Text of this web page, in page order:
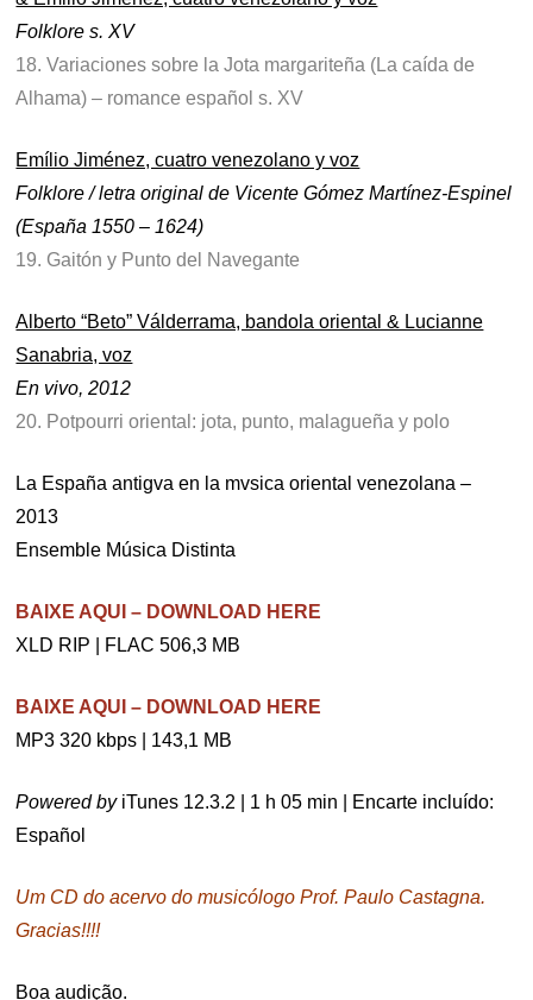
Folklore s. XV
18. Variaciones sobre la Jota margariteña (La caída de
Alhama) – romance español s. XV
Emílio Jiménez, cuatro venezolano y voz
Folklore / letra original de Vicente Gómez Martínez-Espinel
(España 1550 – 1624)
19. Gaitón y Punto del Navegante
Alberto “Beto” Válderrama, bandola oriental & Lucianne
Sanabria, voz
En vivo, 2012
20. Potpourri oriental: jota, punto, malagueña y polo
La España antigva en la mvsica oriental venezolana –
2013
Ensemble Música Distinta
BAIXE AQUI – DOWNLOAD HERE
XLD RIP | FLAC 506,3 MB
BAIXE AQUI – DOWNLOAD HERE
MP3 320 kbps | 143,1 MB
Powered byiTunes 12.3.2 | 1 h 05 min | Encarte incluído:
Español
Um CD do acervo do musicólogo Prof. Paulo Castagna.
Gracias!!!!
Boa audição.